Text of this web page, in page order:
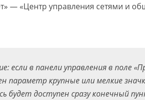
— «Центр управления сетями и
если в панели управления в поле
параметр крупные или мелкие
будет доступен сразу конечный